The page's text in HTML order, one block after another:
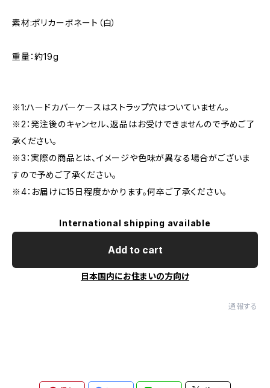
素材:ポリカーボネート（白）
重量：約19g
※1:ハードカバーケースはストラップ穴はついていません。
※2：発注後のキャンセル、返品はお受けできませんので予めご了
承ください。
※3：実際の商品とは、イメージや色味が異なる場合がございま
すので予めご了承ください。
※4：お届けに15日程度かかります。何卒ご了承ください。
International shipping available
Add to cart
日本国内にお住まいの方向け
通報する